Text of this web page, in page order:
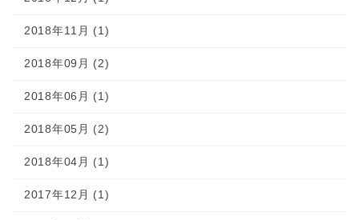
2018年11月 (1)
2018年09月 (2)
2018年06月 (1)
2018年05月 (2)
2018年04月 (1)
2017年12月 (1)